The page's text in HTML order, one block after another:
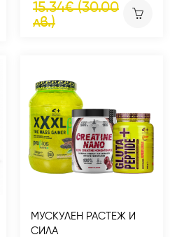
15.34€ (30.00
лв.)
МУСКУЛЕН РАСТЕЖ И
СИЛА